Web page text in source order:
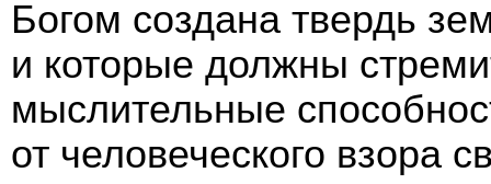
Богом создана твердь
и которые должны
мыслительные
от человеческого взора